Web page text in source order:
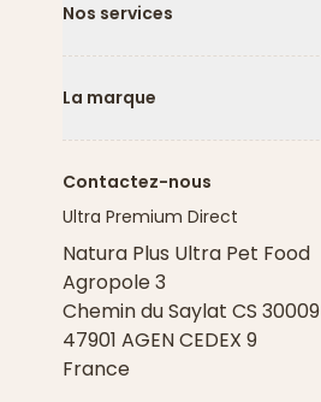
Nos services
La marque
Contactez-nous
Ultra Premium Direct
Natura Plus Ultra Pet Food
Agropole 3
Chemin du Saylat CS 30009
47901 AGEN CEDEX 9
France